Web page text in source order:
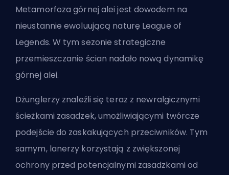
Metamorfozagórnej alei jest dowodem na
nieustannie ewoluującą naturę League of
Legends. W tym sezonie strategiczne
przemieszczanie ścian nadało nową dynamikę
górnej alei.
Dżunglerzy znaleźli się teraz z newralgicznymi
ścieżkami zasadzek, umożliwiającymi twórcze
podejście do zaskakujących przeciwników. Tym
samym, lanerzy korzystają z zwiększonej
ochrony przed potencjalnymi zasadzkami od